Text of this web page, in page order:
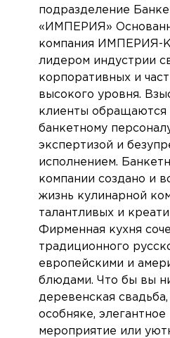
подразделение
«ИМПЕРИЯ»
компания ИМПЕРИЯ-
лидером индустрии
корпоративных и
высокого уровня.
клиенты обращаются
банкетному
экспертизой и
исполнением.
компании создано и
жизнь кулинарной
талантливых и
Фирменная кухня
традиционного
европейскими и
блюдами. Что бы вы
деревенская
особняке,
мероприятие или